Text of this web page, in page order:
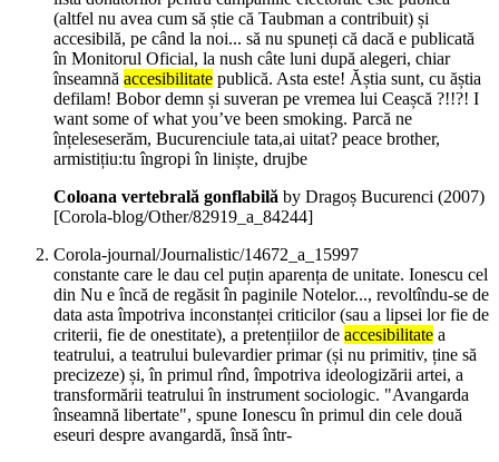
(altfel nu avea cum să știe că Taubman a contribuit) și
accesibilă, pe când la noi... să nu spuneți că dacă e publicată
în Monitorul Oficial, la nush câte luni după alegeri, chiar
înseamnă accesibilitate publică. Asta este! Ăștia sunt, cu ăștia
defilam! Bobor demn și suveran pe vremea lui Ceașcă ?!!?! I
want some of what you’ve been smoking. Parcă ne
înțeleseserăm, Bucurenciule tata,ai uitat? peace brother,
armistițiu:tu îngropi în liniște, drujbe
Coloana vertebrală gonflabilă by Dragoș Bucurenci (2007)
[Corola-blog/Other/82919_a_84244]
Corola-journal/Journalistic/14672_a_15997
constante care le dau cel puțin aparența de unitate. Ionescu cel
din Nu e încă de regăsit în paginile Notelor..., revoltîndu-se de
data asta împotriva inconstanței criticilor (sau a lipsei lor fie de
criterii, fie de onestitate), a pretențiilor de accesibilitate a
teatrului, a teatrului bulevardier primar (și nu primitiv, ține să
precizeze) și, în primul rînd, împotriva ideologizării artei, a
transformării teatrului în instrument sociologic. "Avangarda
înseamnă libertate", spune Ionescu în primul din cele două
eseuri despre avangardă, însă într-